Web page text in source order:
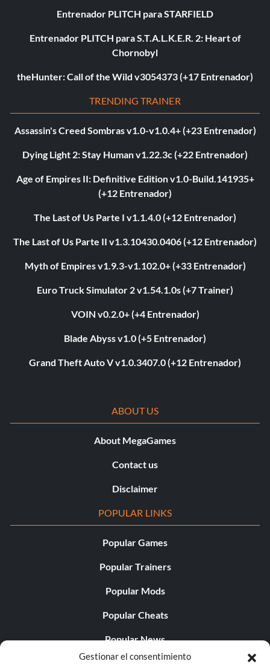
Gestionar el consentimiento
Entrenador PLITCH para STARFIELD
Entrenador PLITCH para S.T.A.L.K.E.R. 2: Heart of
Chornobyl
theHunter: Call of the Wild v3054373 (+17 Entrenador)
TRENDING TRAINER
Assassin's Creed Sombras v1.0-v1.0.4+ (+23 Entrenador)
Dying Light 2: Stay Human v1.22.3c (+22 Entrenador)
Age of Empires II: Definitive Edition v1.0-Build.141935+
(+12 Entrenador)
The Last of Us Parte I v1.1.4.0 (+12 Entrenador)
The Last of Us Parte II v1.3.10430.0406 (+12 Entrenador)
Myth of Empires v1.9.3-v1.102.0+ (+33 Entrenador)
Euro Truck Simulator 2 v1.54.1.0s (+7 Trainer)
VOIN v0.2.0+ (+4 Entrenador)
Blade Abyss v1.0 (+5 Entrenador)
Grand Theft Auto V v1.0.3407.0 (+12 Entrenador)
ABOUT US
About MegaGames
Contact us
Disclaimer
POPULAR LINKS
Popular Games
Popular Trainers
Popular Mods
Popular Cheats
Popular News
Popular Editorials